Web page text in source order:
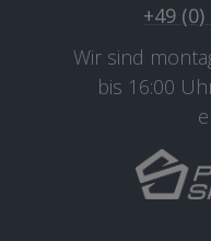
+49
Wir sind
bis 16:00